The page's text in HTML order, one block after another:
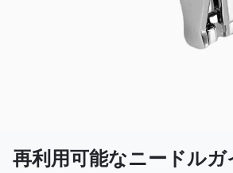
再利用可能なニードルガ